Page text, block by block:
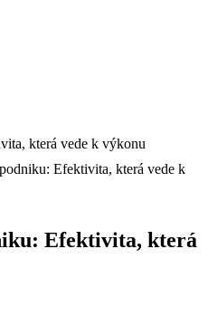
Efektivita, která vede k
Efektivita, která